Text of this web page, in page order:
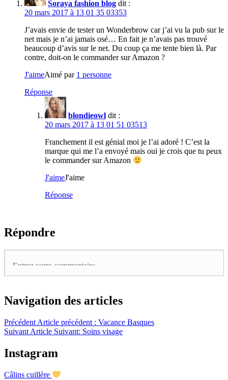
Soraya fashion blog dit :
20 mars 2017 à 13 01 35 03353
J’avais envie de tester un Wonderbrow car j’ai vu la pub sur le
net mais je n’ai jamais osé… En fait je n’avais pas trouvé
beaucoup d’avis sur le net. Du coup ça me tente bien là. Par
contre, doit-on le commander sur Amazon ?
J'aimeAimé par 1 personne
Réponse
blondieowl dit :
20 mars 2017 à 13 01 51 03513
Franchement il est génial moi je l’ai adoré ! C’est la
marque qui me l’a envoyé mais oui je crois que tu peux
le commander sur Amazon
J'aimeJ'aime
Réponse
Répondre
Navigation des articles
Précédent Article précédent : Vacance Basques
Suivant Article Suivant: Soins visage
Instagram
Câlins cuillère